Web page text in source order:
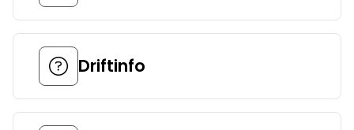
Driftinfo